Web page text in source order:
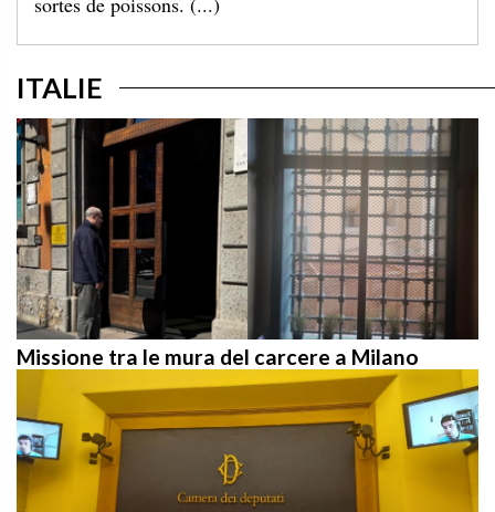
Missione tra le mura del carcere a Milano